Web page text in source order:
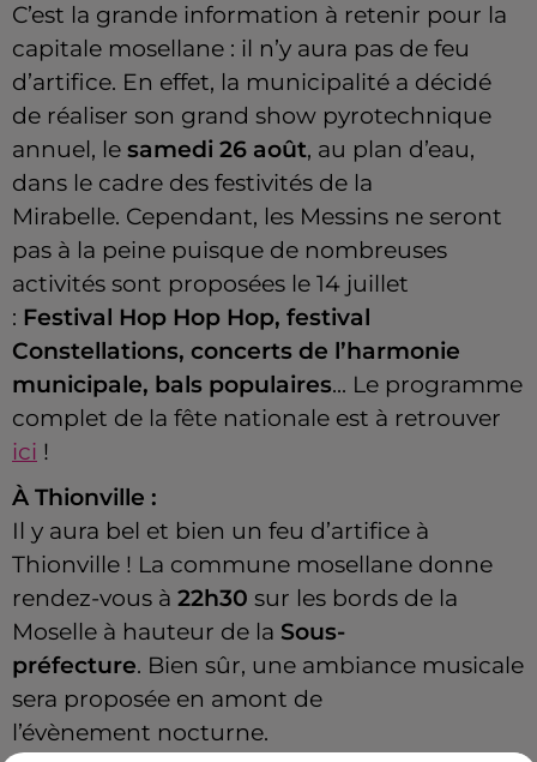
C’est la grande information à retenir pour la
capitale mosellane : il n’y aura pas de feu
d’artifice. En effet, la municipalité a décidé
de réaliser son grand show pyrotechnique
annuel, le samedi 26 août, au plan d’eau,
dans le cadre des festivités de la
Mirabelle. Cependant, les Messins ne seront
pas à la peine puisque de nombreuses
activités sont proposées le 14 juillet
: Festival Hop Hop Hop, festival
Constellations, concerts de l’harmonie
municipale, bals populaires... Le programme
complet de la fête nationale est à retrouver
ici !
À Thionville :
Il y aura bel et bien un feu d’artifice à
Thionville ! La commune mosellane donne
rendez-vous à 22h30 sur les bords de la
Moselle à hauteur de la Sous-
préfecture. Bien sûr, une ambiance musicale
sera proposée en amont de
l’évènement nocturne.